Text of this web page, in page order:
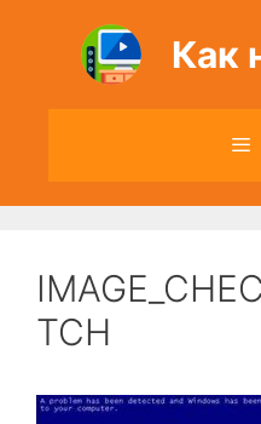
содержимому
Как
TCH